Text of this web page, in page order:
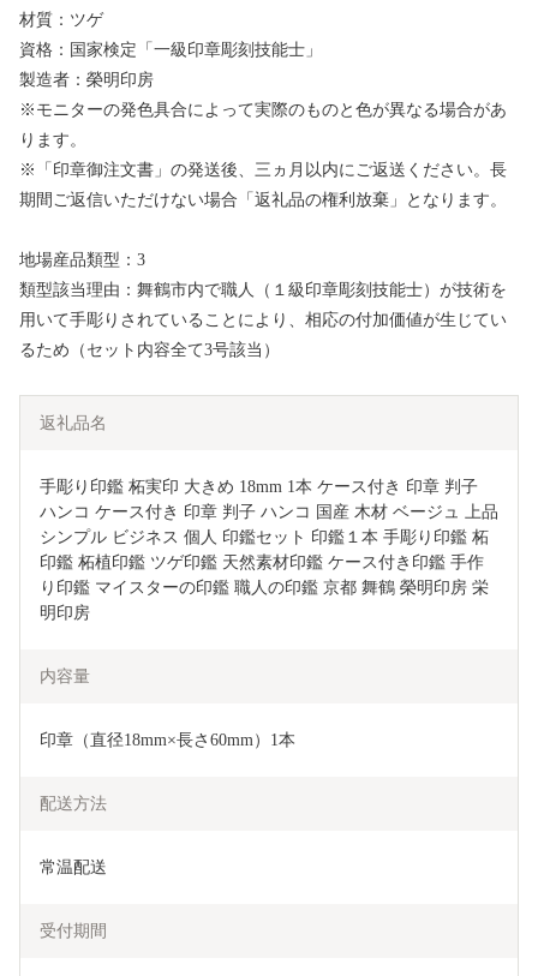
材質：ツゲ
資格：国家検定「一級印章彫刻技能士」
製造者：榮明印房
※モニターの発色具合によって実際のものと色が異なる場合があ
ります。
※「印章御注文書」の発送後、三ヵ月以内にご返送ください。長
期間ご返信いただけない場合「返礼品の権利放棄」となります。
地場産品類型：3
類型該当理由：舞鶴市内で職人（１級印章彫刻技能士）が技術を
用いて手彫りされていることにより、相応の付加価値が生じてい
るため（セット内容全て3号該当）
返礼品名
手彫り印鑑 柘実印 大きめ 18mm 1本 ケース付き 印章 判子
ハンコ ケース付き 印章 判子 ハンコ 国産 木材 ベージュ 上品
シンプル ビジネス 個人 印鑑セット 印鑑１本 手彫り印鑑 柘
印鑑 柘植印鑑 ツゲ印鑑 天然素材印鑑 ケース付き印鑑 手作
り印鑑 マイスターの印鑑 職人の印鑑 京都 舞鶴 榮明印房 栄
明印房
内容量
印章（直径18mm×長さ60mm）1本
配送方法
常温配送
受付期間